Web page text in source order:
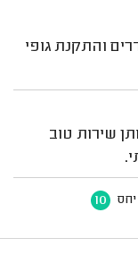
והתקנת גופי
שירות טוב
יחס 10